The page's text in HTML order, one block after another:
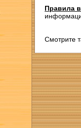
Правила
Смотрите